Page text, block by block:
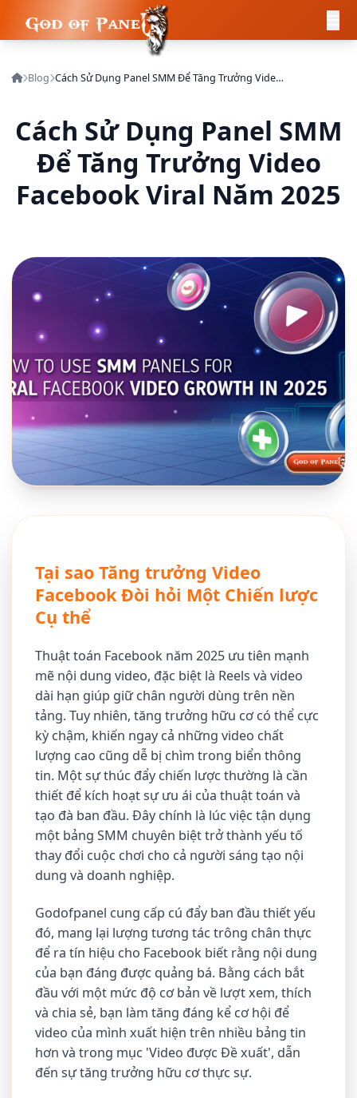
Blog Cách Sử Dụng Panel SMM Để Tăng Trưởng Video Facebook Viral Năm 2025
Cách Sử Dụng Panel SMM
Để Tăng Trưởng Video
Facebook Viral Năm 2025
Tại sao Tăng trưởng Video
Facebook Đòi hỏi Một Chiến lược
Cụ thể
Thuật toán Facebook năm 2025 ưu tiên mạnh
mẽ nội dung video, đặc biệt là Reels và video
dài hạn giúp giữ chân người dùng trên nền
tảng. Tuy nhiên, tăng trưởng hữu cơ có thể cực
kỳ chậm, khiến ngay cả những video chất
lượng cao cũng dễ bị chìm trong biển thông
tin. Một sự thúc đẩy chiến lược thường là cần
thiết để kích hoạt sự ưu ái của thuật toán và
tạo đà ban đầu. Đây chính là lúc việc tận dụng
một bảng SMM chuyên biệt trở thành yếu tố
thay đổi cuộc chơi cho cả người sáng tạo nội
dung và doanh nghiệp.
Godofpanel cung cấp cú đẩy ban đầu thiết yếu
đó, mang lại lượng tương tác trông chân thực
để ra tín hiệu cho Facebook biết rằng nội dung
của bạn đáng được quảng bá. Bằng cách bắt
đầu với một mức độ cơ bản về lượt xem, thích
và chia sẻ, bạn làm tăng đáng kể cơ hội để
video của mình xuất hiện trên nhiều bảng tin
hơn và trong mục 'Video được Đề xuất', dẫn
đến sự tăng trưởng hữu cơ thực sự.